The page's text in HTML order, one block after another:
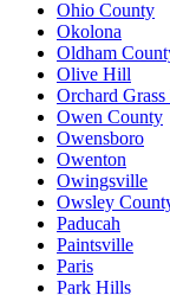
Ohio County
Okolona
Oldham
Olive Hill
Orchard
Owen County
Owensboro
Owenton
Owingsville
Owsley
Paducah
Paintsville
Paris
Park Hills